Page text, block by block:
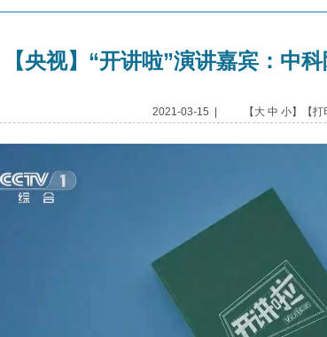
【央视】“开讲啦”演讲嘉宾：中
2021-03-15 | 【 大 中 小】【打